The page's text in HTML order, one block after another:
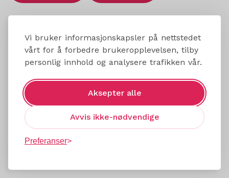
Vi bruker informasjonskapsler på nettstedet
vårt for å forbedre brukeropplevelsen, tilby
personlig innhold og analysere trafikken vår.
Aksepter alle
Avvis ikke-nødvendige
Preferanser